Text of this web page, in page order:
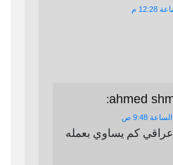
ahmed
:
عراقي كم يساوي بعمله